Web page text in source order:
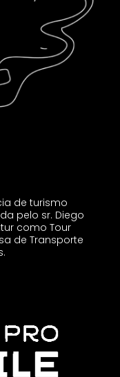
de turismo
pelo sr. Diego
como Tour
de Transporte